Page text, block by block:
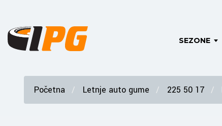
SEZONE
Početna Letnje auto gume 225 50 17